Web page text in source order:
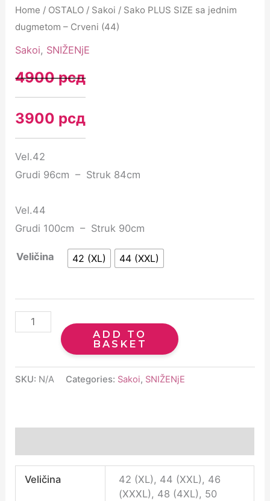
Home / OSTALO / Sakoi / Sako PLUS SIZE sa jednim
dugmetom – Crveni (44)
Sakoi, SNIŽENjE
4900рсд
3900 рсд
Vel.42
Grudi 96cm – Struk 84cm
Vel.44
Grudi 100cm – Struk 90cm
Veličina 42 (XL) 44 (XXL)
quantity
ADD TO
BASKET
SKU: N/A Categories: Sakoi, SNIŽENjE
Veličina
42 (XL), 44 (XXL), 46
(XXXL), 48 (4XL), 50